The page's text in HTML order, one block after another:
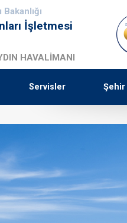
İşletmesi
HAVALİMANI
Servisler